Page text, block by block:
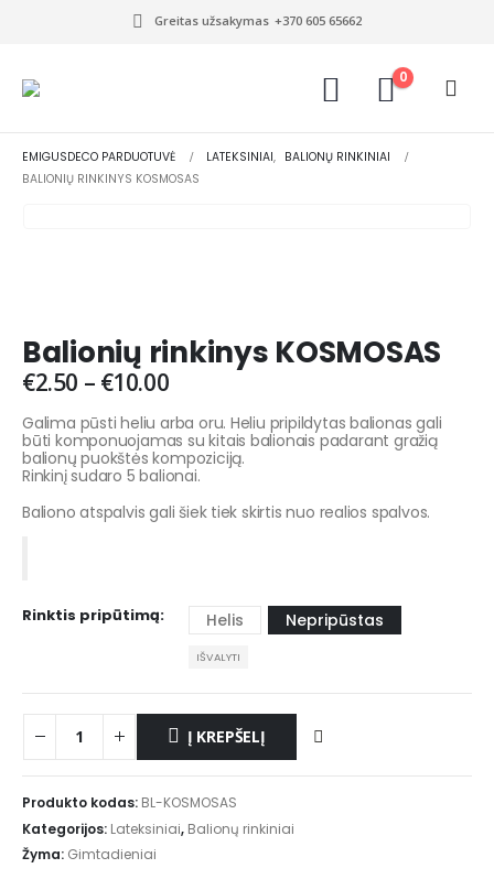
Greitas užsakymas +370 605 65662
0
EMIGUSDECO PARDUOTUVĖ LATEKSINIAI, BALIONŲ RINKINIAI
BALIONIŲ RINKINYS KOSMOSAS
Balionių rinkinys KOSMOSAS
€2.50 – €10.00
Galima pūsti heliu arba oru. Heliu pripildytas balionas gali
būti komponuojamas su kitais balionais padarant gražią
balionų puokštės kompoziciją.
Rinkinį sudaro 5 balionai.
Baliono atspalvis gali šiek tiek skirtis nuo realios spalvos.
Rinktis pripūtimą Helis Nepripūstas
IŠVALYTI
Į KREPŠELĮ
Produkto kodas: BL-KOSMOSAS
Kategorijos: Lateksiniai, Balionų rinkiniai
Žyma: Gimtadieniai